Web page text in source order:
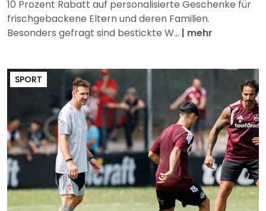
10 Prozent Rabatt auf personalisierte Geschenke für
frischgebackene Eltern und deren Familien.
Besonders gefragt sind bestickte W... | mehr
SPORT